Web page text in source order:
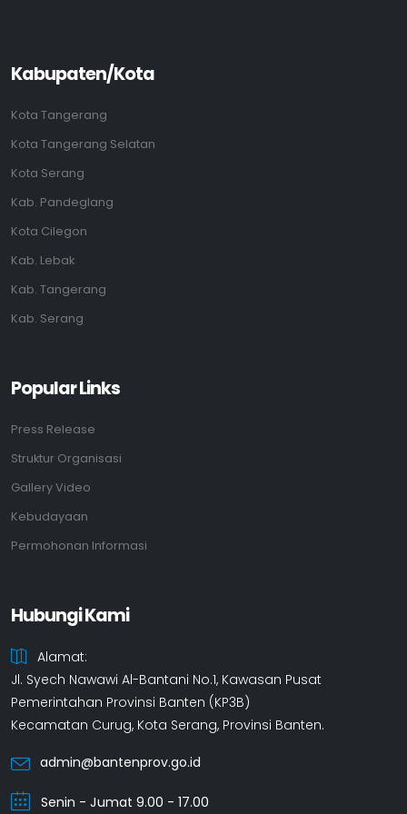
Kabupaten/Kota
Kota Tangerang
Kota Tangerang Selatan
Kota Serang
Kab. Pandeglang
Kota Cilegon
Kab. Lebak
Kab. Tangerang
Kab. Serang
Popular Links
Press Release
Struktur Organisasi
Gallery Video
Kebudayaan
Permohonan Informasi
Hubungi Kami
Alamat:
Jl. Syech Nawawi Al-Bantani No.1, Kawasan Pusat
Pemerintahan Provinsi Banten (KP3B)
Kecamatan Curug, Kota Serang, Provinsi Banten.
admin@bantenprov.go.id
Senin - Jumat 9.00 - 17.00